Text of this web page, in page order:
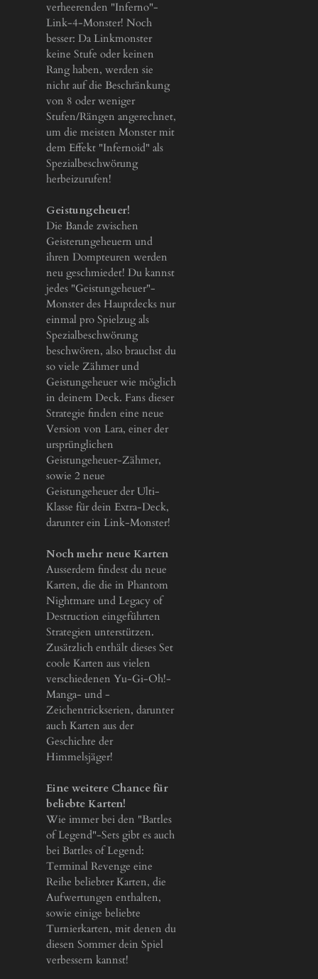
verheerenden "Inferno"-
Link-4-Monster! Noch
besser: Da Linkmonster
keine Stufe oder keinen
Rang haben, werden sie
nicht auf die Beschränkung
von 8 oder weniger
Stufen/Rängen angerechnet,
um die meisten Monster mit
dem Effekt "Infernoid" als
Spezialbeschwörung
herbeizurufen!
Geistungeheuer!
Die Bande zwischen
Geisterungeheuern und
ihren Dompteuren werden
neu geschmiedet! Du kannst
jedes "Geistungeheuer"-
Monster des Hauptdecks nur
einmal pro Spielzug als
Spezialbeschwörung
beschwören, also brauchst du
so viele Zähmer und
Geistungeheuer wie möglich
in deinem Deck. Fans dieser
Strategie finden eine neue
Version von Lara, einer der
ursprünglichen
Geistungeheuer-Zähmer,
sowie 2 neue
Geistungeheuer der Ulti-
Klasse für dein Extra-Deck,
darunter ein Link-Monster!
Noch mehr neue Karten
Ausserdem findest du neue
Karten, die die in Phantom
Nightmare und Legacy of
Destruction eingeführten
Strategien unterstützen.
Zusätzlich enthält dieses Set
coole Karten aus vielen
verschiedenen Yu-Gi-Oh!-
Manga- und -
Zeichentrickserien, darunter
auch Karten aus der
Geschichte der
Himmelsjäger!
Eine weitere Chance für
beliebte Karten!
Wie immer bei den "Battles
of Legend"-Sets gibt es auch
bei Battles of Legend:
Terminal Revenge eine
Reihe beliebter Karten, die
Aufwertungen enthalten,
sowie einige beliebte
Turnierkarten, mit denen du
diesen Sommer dein Spiel
verbessern kannst!